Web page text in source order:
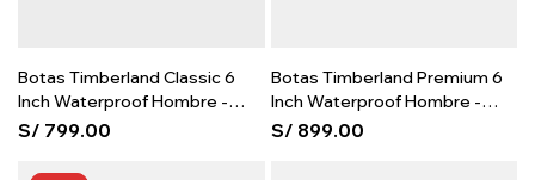
Botas Timberland Classic 6
Inch Waterproof Hombre -
Black
S/ 799.00
Botas Timberland Premium 6
Inch Waterproof Hombre -
Brown
S/ 899.00